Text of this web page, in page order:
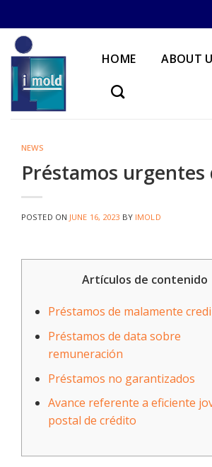
to
content
HOME ABOUT
NEWS
Préstamos
POSTED ON JUNE 16, 2023 BY IMOLD
Artículos de contenido
Préstamos de malamente
Préstamos de data sobre
remuneración
Préstamos no garantizados
Avance referente a eficiente
postal de crédito